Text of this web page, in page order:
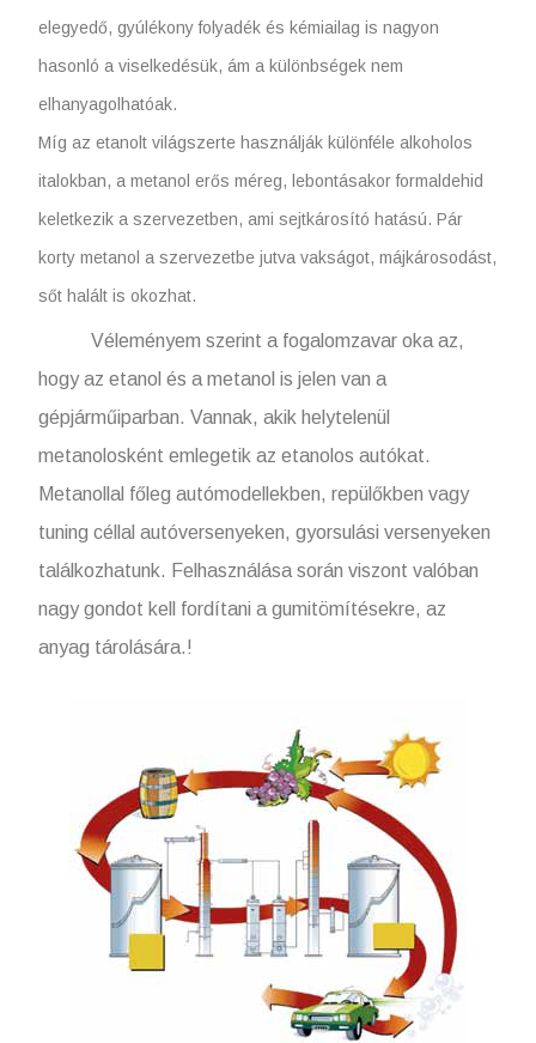
elegyedő, gyúlékony folyadék és kémiailag is nagyon
hasonló a viselkedésük, ám a különbségek nem
elhanyagolhatóak.
Míg az etanolt világszerte használják különféle alkoholos
italokban, a metanol erős méreg, lebontásakor formaldehid
keletkezik a szervezetben, ami sejtkárosító hatású. Pár
korty metanol a szervezetbe jutva vakságot, májkárosodást,
sőt halált is okozhat.
Véleményem szerint a fogalomzavar oka az,
hogy az etanol és a metanol is jelen van a
gépjárműiparban. Vannak, akik helytelenül
metanolosként emlegetik az etanolos autókat.
Metanollal főleg autómodellekben, repülőkben vagy
tuning céllal autóversenyeken, gyorsulási versenyeken
találkozhatunk. Felhasználása során viszont valóban
nagy gondot kell fordítani a gumitömítésekre, az
anyag tárolására.!